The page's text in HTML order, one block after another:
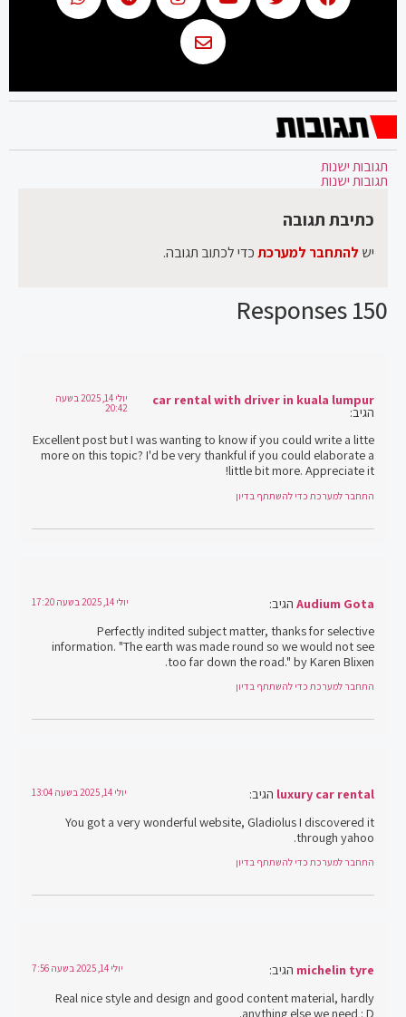
150 Responses
תגובות ישנות
car rental with driver in kuala lumpur
הגיב:
יולי 14, 2025 בשעה
20:42
Excellent post but I was wanting to know if you could write a litte
more on this topic? I'd be very thankful if you could elaborate a
little bit more. Appreciate it!
התחבר למערכת כדי להשתתף בדיון
Audium Gota הגיב: יולי 14, 2025 בשעה 17:20
Perfectly indited subject matter, thanks for selective
information. "The earth was made round so we would not see
too far down the road." by Karen Blixen.
התחבר למערכת כדי להשתתף בדיון
luxury car rental הגיב: יולי 14, 2025 בשעה 13:04
You got a very wonderful website, Gladiolus I discovered it
through yahoo.
התחבר למערכת כדי להשתתף בדיון
michelin tyre הגיב: יולי 14, 2025 בשעה 7:56
Real nice style and design and good content material, hardly
anything else we need : D.
תגובות ישנות
כתיבת תגובה
יש להתחבר למערכתכדי לכתוב תגובה.